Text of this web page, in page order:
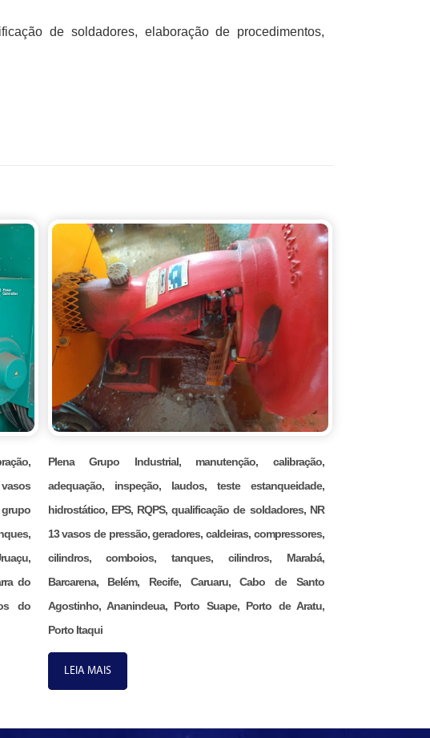
de soldadores, elaboração de procedimentos,
grupo
do
do
Plena Grupo Industrial, manutenção, calibração,
adequação, inspeção, laudos, teste estanqueidade,
hidrostático, EPS, RQPS, qualificação de soldadores, NR
13 vasos de pressão, geradores, caldeiras, compressores,
cilindros, comboios, tanques, cilindros, Marabá,
Barcarena, Belém, Recife, Caruaru, Cabo de Santo
Agostinho, Ananindeua, Porto Suape, Porto de Aratu,
Porto Itaqui
LEIA MAIS